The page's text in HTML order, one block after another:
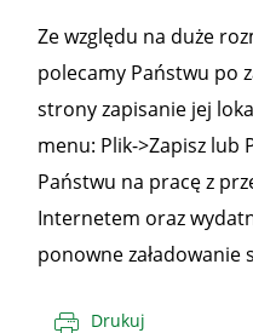
Ze względu na duże
polecamy Państwu po
strony zapisanie jej
menu: Plik->Zapisz lub
Państwu na pracę z
Internetem oraz
ponowne załadowanie
Drukuj